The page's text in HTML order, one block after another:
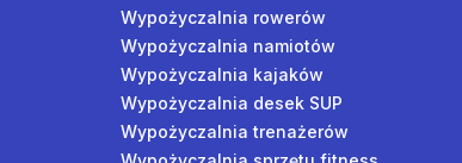
Wypożyczalnia rowerów
Wypożyczalnia namiotów
Wypożyczalnia kajaków
Wypożyczalnia desek SUP
Wypożyczalnia trenażerów